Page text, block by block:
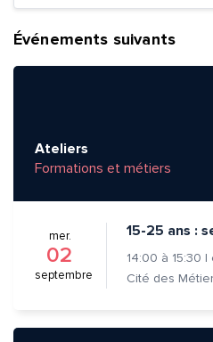
Événements suivants
Ateliers
Formations et métiers
mer.
02
septembre
15-25 ans :
14:00 à 15:30 |